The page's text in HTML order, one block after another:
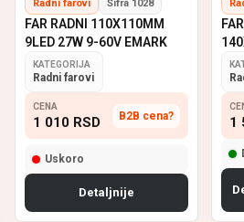
Radni farovi Šifra 1028
FAR RADNI 110X110MM
9LED 27W 9-60V EMARK
KATEGORIJA
Radni farovi
CENA
1 010 RSD B2B cena?
Uskoro
Detaljnije
1